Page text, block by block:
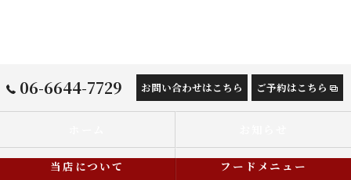
06-6644-7729 お問い合わせはこちら ご予約はこちら
当店について フードメニュー